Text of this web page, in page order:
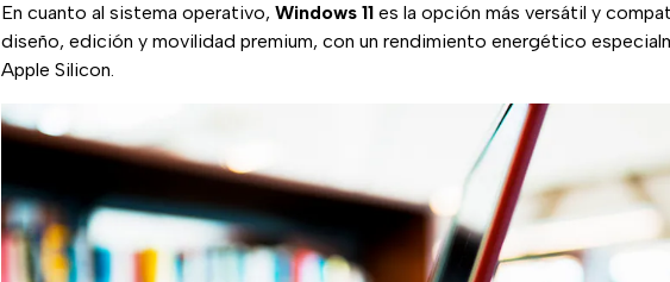
En cuanto al sistema operativo, Windows 11 es la opción más versátil y
diseño, edición y movilidad premium, con un rendimiento energético
Apple Silicon.